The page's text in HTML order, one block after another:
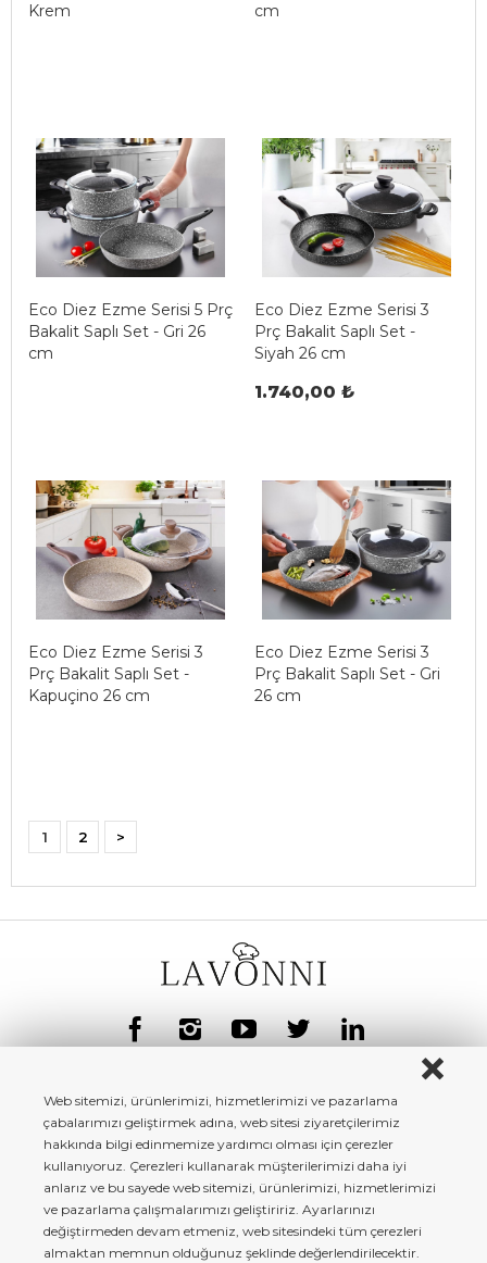
Krem
cm
Eco Diez Ezme Serisi 5 Prç
Bakalit Saplı Set - Gri 26
cm
Eco Diez Ezme Serisi 3
Prç Bakalit Saplı Set -
Siyah 26 cm
1.740,00 ₺
Eco Diez Ezme Serisi 3
Prç Bakalit Saplı Set -
Kapuçino 26 cm
Eco Diez Ezme Serisi 3
Prç Bakalit Saplı Set - Gri
26 cm
1 2 >
Web sitemizi, ürünlerimizi, hizmetlerimizi ve pazarlama
çabalarımızı geliştirmek adına, web sitesi ziyaretçilerimiz
hakkında bilgi edinmemize yardımcı olması için çerezler
kullanıyoruz. Çerezleri kullanarak müşterilerimizi daha iyi
anlarız ve bu sayede web sitemizi, ürünlerimizi, hizmetlerimizi
ve pazarlama çalışmalarımızı geliştiririz. Ayarlarınızı
değiştirmeden devam etmeniz, web sitesindeki tüm çerezleri
almaktan memnun olduğunuz şeklinde değerlendirilecektir.